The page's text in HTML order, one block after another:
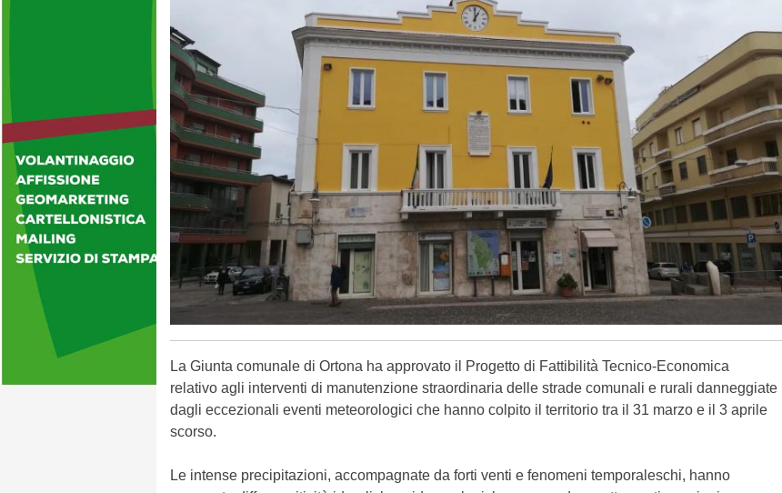
La Giunta comunale di Ortona ha approvato il Progetto di Fattibilità Tecnico-Economica
relativo agli interventi di manutenzione straordinaria delle strade comunali e rurali danneggiate
dagli eccezionali eventi meteorologici che hanno colpito il territorio tra il 31 marzo e il 3 aprile
scorso.
Le intense precipitazioni, accompagnate da forti venti e fenomeni temporaleschi, hanno